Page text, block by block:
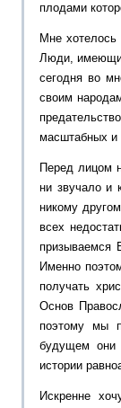
плодами
Мне хотелось
Люди,
сегодня во
своим
масштабных и
Перед лицом
ни звучало и
никому
всех
призываемся
Именно
получать
Основ
поэтому мы
будущем они
истории
Искренне